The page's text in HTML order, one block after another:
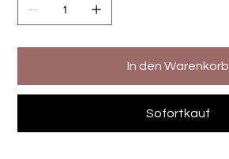
In den Warenkorb
Sofortkauf